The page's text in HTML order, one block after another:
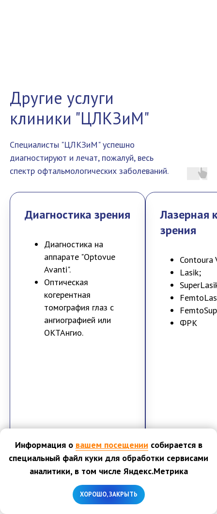
Информация о вашем посещении собирается в
специальный файл куки для обработки сервисами
аналитики, в том числе Яндекс.Метрика
ХОРОШО, ЗАКРЫТЬ
Другие услуги
клиники "ЦЛКЗиМ"
Специалисты "ЦЛКЗиМ" успешно
диагностируют и лечат, пожалуй, весь
спектр офтальмологических заболеваний.
Диагностика зрения
Диагностика на
аппарате "Optovue
Avanti".
Оптическая
когерентная
томография глаз с
ангиографией или
ОКТАнгио.
Подробнее
Записаться
Лазерная
зрения
Contoura
Lasik;
ФРК